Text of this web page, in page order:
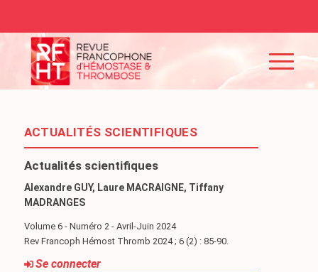
ACTUALITÉS SCIENTIFIQUES
Actualités scientifiques
Alexandre GUY, Laure MACRAIGNE, Tiffany
MADRANGES
Volume 6 - Numéro 2 - Avril-Juin 2024
Rev Francoph Hémost Thromb 2024 ; 6 (2) : 85-90.
Se connecter